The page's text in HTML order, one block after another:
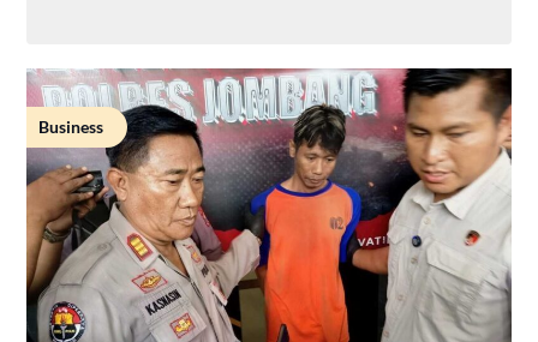
Business